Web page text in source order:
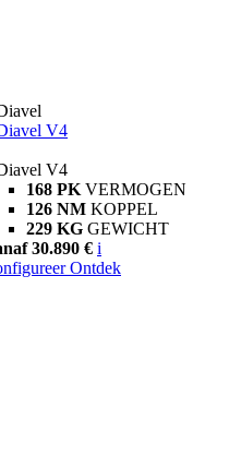
V4
V4
168 PK VERMOGEN
126 NM KOPPEL
229 KG GEWICHT
30.890 € i
Ontdek